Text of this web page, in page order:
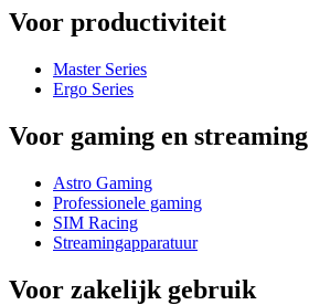
Voor productiviteit
Master Series
Ergo Series
Voor gaming en streaming
Astro Gaming
Professionele gaming
SIM Racing
Streamingapparatuur
Voor zakelijk gebruik